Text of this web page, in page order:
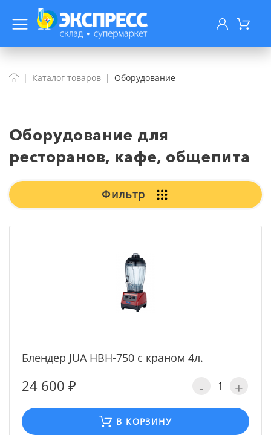
Каталог товаров Оборудование
Оборудование для
ресторанов, кафе, общепита
Фильтр
Блендер JUA HBH-750 c краном 4л.
24 600 ₽ - +
В КОРЗИНУ